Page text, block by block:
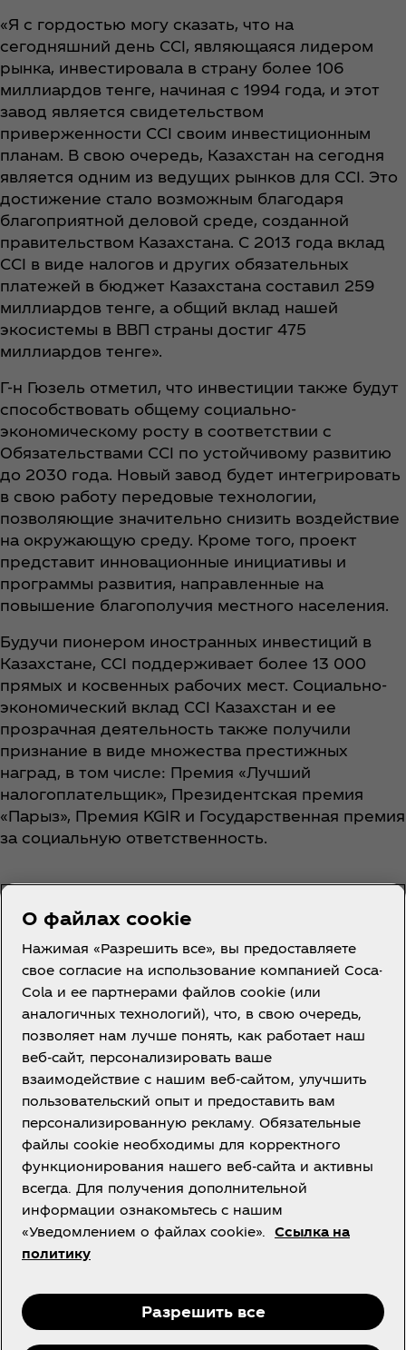
«Я с гордостью могу сказать, что на
сегодняшний день CCI, являющаяся лидером
рынка, инвестировала в страну более 106
миллиардов тенге, начиная с 1994 года, и этот
завод является свидетельством
приверженности CCI своим инвестиционным
планам. В свою очередь, Казахстан на сегодня
является одним из ведущих рынков для CCI. Это
достижение стало возможным благодаря
благоприятной деловой среде, созданной
правительством Казахстана. С 2013 года вклад
CCI в виде налогов и других обязательных
платежей в бюджет Казахстана составил 259
миллиардов тенге, а общий вклад нашей
экосистемы в ВВП страны достиг 475
миллиардов тенге».
Г-н Гюзель отметил, что инвестиции также будут
способствовать общему социально-
экономическому росту в соответствии с
Обязательствами CCI по устойчивому развитию
до 2030 года. Новый завод будет интегрировать
в свою работу передовые технологии,
позволяющие значительно снизить воздействие
на окружающую среду. Кроме того, проект
представит инновационные инициативы и
программы развития, направленные на
повышение благополучия местного населения.
Будучи пионером иностранных инвестиций в
Казахстане, CCI поддерживает более 13 000
прямых и косвенных рабочих мест. Социально-
экономический вклад CCI Казахстан и ее
прозрачная деятельность также получили
признание в виде множества престижных
наград, в том числе: Премия «Лучший
налогоплательщик», Президентская премия
«Парыз», Премия KGIR и Государственная премия
за социальную ответственность.
Казахстан | RU
О нас
Нужна помощь?
vk Facebook
О файлах cookie
Нажимая «Разрешить все», вы предоставляете
свое согласие на использование компанией Coca-
Cola и ее партнерами файлов cookie (или
аналогичных технологий), что, в свою очередь,
позволяет нам лучше понять, как работает наш
веб-сайт, персонализировать ваше
взаимодействие с нашим веб-сайтом, улучшить
пользовательский опыт и предоставить вам
персонализированную рекламу. Обязательные
файлы cookie необходимы для корректного
функционирования нашего веб-сайта и активны
всегда. Для получения дополнительной
информации ознакомьтесь с нашим
«Уведомлением о файлах cookie».
Ссылка на
политику
Разрешить все